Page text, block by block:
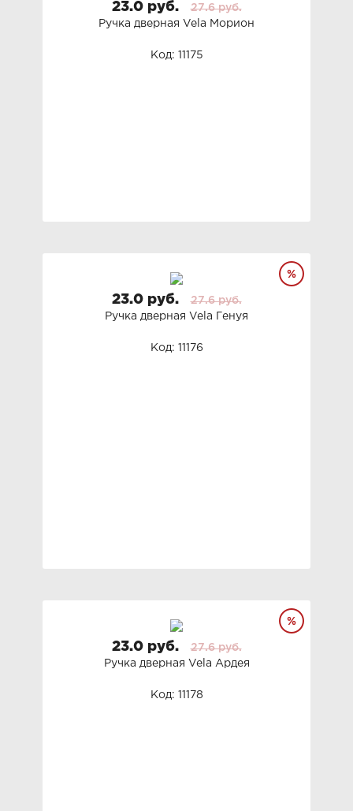
23.0 руб.
27.6 руб.
Ручка дверная Vela Морион
Код: 11175
23.0 руб.
27.6 руб.
Ручка дверная Vela Генуя
Код: 11176
23.0 руб.
27.6 руб.
Ручка дверная Vela Ардея
Код: 11178